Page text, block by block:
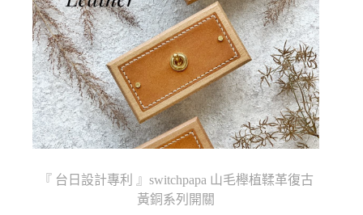
『 台日設計專利 』switchpapa 山毛櫸植鞣革復古
黃銅系列開關